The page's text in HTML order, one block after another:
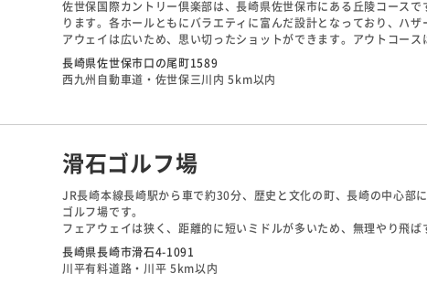
佐世保国際カントリー倶楽部は、長崎県佐世保市にある丘陵コース
ります。各ホールともにバラエティに富んだ設計となっており、ハ
アウェイは広いため、思い切ったショットができます。アウトコー
す。インコースのロングは飛ばし屋は２オンも可能。 冬は比較的暖
長崎県佐世保市口の尾町1589
西九州自動車道・佐世保三川内 5km以内
滑石ゴルフ場
JR長崎本線長崎駅から車で約30分、歴史と文化の町、長崎の中心部
ゴルフ場です。
フェアウェイは狭く、距離的に短いミドルが多いため、無理やり飛
ています。バンカーは浅めで少ないので、グリーン周りはやさしい
必要となります。
長崎県長崎市滑石4-1091
川平有料道路・川平 5km以内